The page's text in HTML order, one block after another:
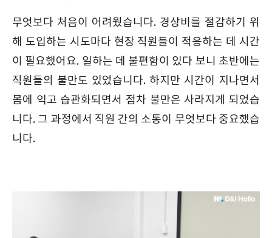
무엇보다 처음이 어려웠습니다. 경상비를 절감하기 위
해 도입하는 시도마다 현장 직원들이 적응하는 데 시간
이 필요했어요. 일하는 데 불편함이 있다 보니 초반에는
직원들의 불만도 있었습니다. 하지만 시간이 지나면서
몸에 익고 습관화되면서 점차 불만은 사라지게 되었습
니다. 그 과정에서 직원 간의 소통이 무엇보다 중요했습
니다.